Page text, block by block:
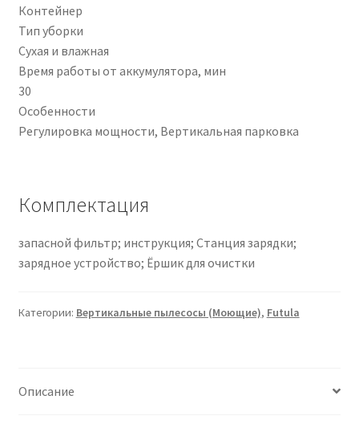
Контейнер
Тип уборки
Сухая и влажная
Время работы от аккумулятора, мин
30
Особенности
Регулировка мощности, Вертикальная парковка
Комплектация
запасной фильтр; инструкция; Станция зарядки;
зарядное устройство; Ёршик для очистки
Категории: Вертикальные пылесосы (Моющие), Futula
Описание